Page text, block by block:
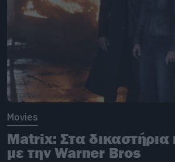
Movies
Matrix: Στα
με την Warner Bros